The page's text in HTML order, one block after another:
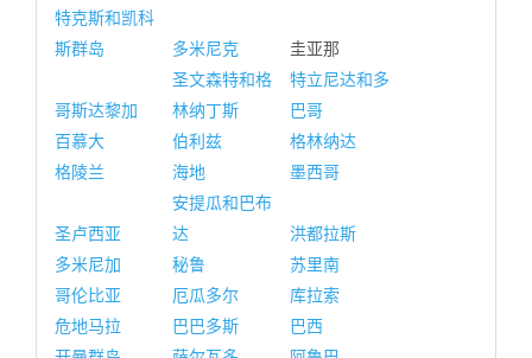
特克斯和凯科
斯群岛
多米尼克 圭亚那
哥斯达黎加
圣文森特和格
林纳丁斯
特立尼达和多
巴哥
百慕大
伯利兹
格林纳达
格陵兰
海地 墨西哥
圣卢西亚
安提瓜和巴布
达
洪都拉斯
多米尼加
秘鲁
苏里南
哥伦比亚
厄瓜多尔
库拉索
危地马拉
巴巴多斯
巴西